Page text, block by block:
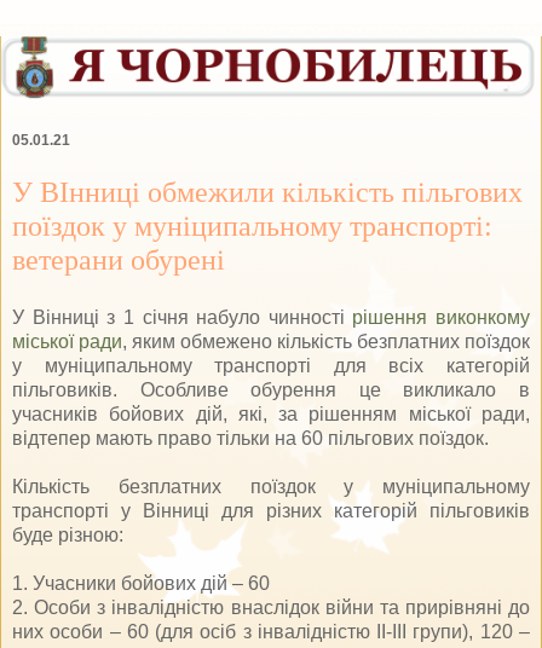
05.01.21
У ВІнниці обмежили кількість пільгових
поїздок у муніципальному транспорті:
ветерани обурені
У Вінниці з 1 січня набуло чинності рішення виконкому
міської ради, яким обмежено кількість безплатних поїздок
у муніципальному транспорті для всіх категорій
пільговиків. Особливе обурення це викликало в
учасників бойових дій, які, за рішенням міської ради,
відтепер мають право тільки на 60 пільгових поїздок.
Кількість безплатних поїздок у муніципальному
транспорті у Вінниці для різних категорій пільговиків
буде різною:
1. Учасники бойових дій – 60
2. Особи з інвалідністю внаслідок війни та прирівняні до
них особи – 60 (для осіб з інвалідністю ІІ-ІІІ групи), 120 –